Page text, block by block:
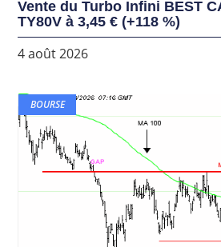
Vente du Turbo Infini BEST
TY80V à 3,45 € (+118 %)
4 août 2026
BOURSE